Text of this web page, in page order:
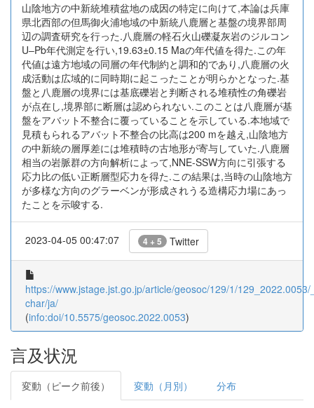
山陰地方の中新統堆積盆地の成因の特定に向けて,本論は兵庫
県北西部の但馬御火浦地域の中新統八鹿層と基盤の境界部周
辺の調査研究を行った.八鹿層の軽石火山礫凝灰岩のジルコン
U‒Pb年代測定を行い,19.63±0.15 Maの年代値を得た.この年
代値は遠方地域の同層の年代制約と調和的であり,八鹿層の火
成活動は広域的に同時期に起こったことが明らかとなった.基
盤と八鹿層の境界には基底礫岩と判断される堆積性の角礫岩
が点在し,境界部に断層は認められない.このことは八鹿層が基
盤をアバット不整合に覆っていることを示している.本地域で
見積もられるアバット不整合の比高は200 mを越え,山陰地方
の中新統の層厚差には堆積時の古地形が寄与していた.八鹿層
相当の岩脈群の方向解析によって,NNE-SSW方向に引張する
応力比の低い正断層型応力を得た.この結果は,当時の山陰地方
が多様な方向のグラーベンが形成されうる造構応力場にあっ
たことを示唆する.
2023-04-05 00:47:07 4 + 5 Twitter
https://www.jstage.jst.go.jp/article/geosoc/129/1/129_2022.0053/
char/ja/
(info:doi/10.5575/geosoc.2022.0053)
言及状況
変動（ピーク前後） 変動（月別） 分布